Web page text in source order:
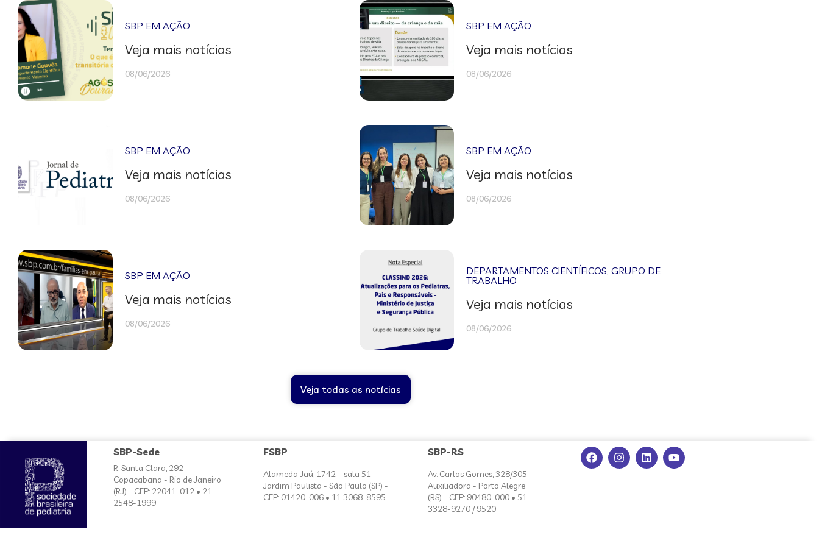
SBP EM AÇÃO
Veja mais notícias
08/06/2026
SBP EM AÇÃO
Veja mais notícias
08/06/2026
SBP EM AÇÃO
Veja mais notícias
08/06/2026
SBP EM AÇÃO
Veja mais notícias
08/06/2026
SBP EM AÇÃO
Veja mais notícias
08/06/2026
DEPARTAMENTOS CIENTÍFICOS,GRUPO DE
TRABALHO
Veja mais notícias
08/06/2026
Veja todas as notícias
SBP-Sede
R. Santa Clara, 292
Copacabana - Rio de Janeiro
(RJ) - CEP: 22041-012 • 21
2548-1999
FSBP
Alameda Jaú, 1742 – sala 51 -
Jardim Paulista - São Paulo (SP) -
CEP: 01420-006 • 11 3068-8595
SBP-RS
Av. Carlos Gomes, 328/305 -
Auxiliadora - Porto Alegre
(RS) - CEP: 90480-000 • 51
3328-9270 / 9520